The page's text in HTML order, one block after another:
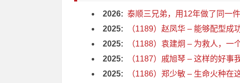
2026: 泰顺三兄弟，用12年做了同一
2025:
（1189）赵凤华 – 能够配型
2025:
（1188）袁建炯 – 为救人，
2025:
（1187）戚旭琴 – 这样的好
2025:
（1186）郑少敏 – 生命火种